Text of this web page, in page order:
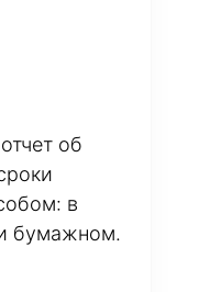
об
в
бумажном.